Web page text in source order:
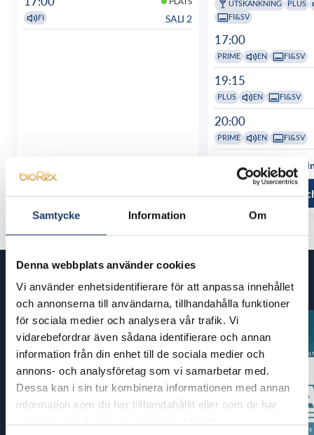
Samtycke Information Om
Denna webbplats använder cookies
Vi använder enhetsidentifierare för att anpassa innehållet
och annonserna till användarna, tillhandahålla funktioner
för sociala medier och analysera vår trafik. Vi
vidarebefordrar även sådana identifierare och annan
information från din enhet till de sociala medier och
annons- och analysföretag som vi samarbetar med.
Dessa kan i sin tur kombinera informationen med annan
information som du har tillhandahållit eller som de har
FI SALI 2
Läs mer och köp
UTSKÄNKNING
PLUS
FI&SV
17:00
PRIME EN FI&SV
19:15
PLUS EN FI&SV
20:00
PRIME EN FI&SV
Se alla
Läs mer
Kommande filmer